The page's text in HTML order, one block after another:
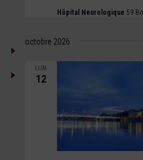
Hôpital Neurologique 59
octobre 2026
LUN
12